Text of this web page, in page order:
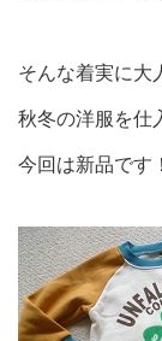
そんな着実に大
秋冬の洋服を仕
今回は新品です